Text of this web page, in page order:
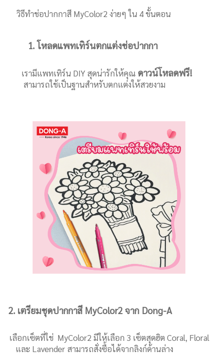
วิธีทำช่อปากกาสี MyColor2 ง่ายๆ ใน 4 ขั้นตอน
1. โหลดแพทเทิร์นตกแต่งช่อปากกา
เรามีแพทเทิร์น DIY สุดน่ารักให้คุณ ดาวน์โหลดฟรี!
สามารถใช้เป็นฐานสำหรับตกแต่งให้สวยงาม
2. เตรียมชุดปากกาสี MyColor2 จาก Dong-A
เลือกเซ็ตที่ใช่ MyColor2 มีให้เลือก 3 เซ็ตสุดฮิต Coral, Floral
และ Lavender สามารถสั่งซื้อได้จากลิงก์ด้านล่าง